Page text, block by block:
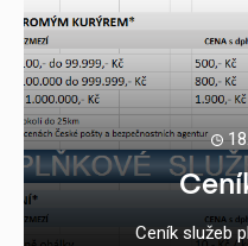
Ceník služeb